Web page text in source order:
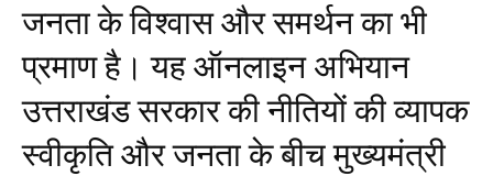
जनता के विश्वास और समर्थन का भी
प्रमाण है। यह ऑनलाइन अभियान
उत्तराखंड सरकार की नीतियों की व्यापक
स्वीकृति और जनता के बीच मुख्यमंत्री